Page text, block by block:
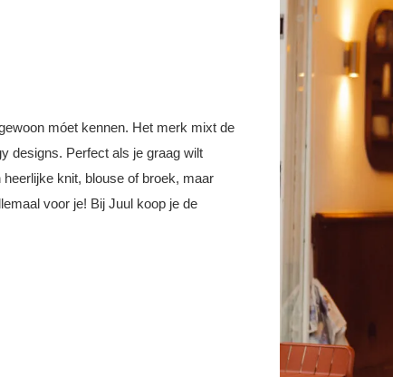
móet kennen. Het merk mixt de
designs. Perfect als je graag wilt
knit, blouse of broek, maar
voor je! Bij Juul koop je de